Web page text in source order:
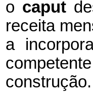
o caput
receita
a